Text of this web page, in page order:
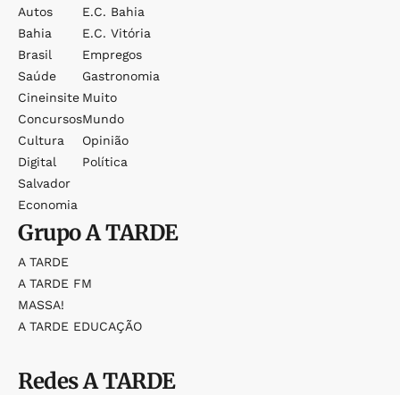
Autos
Bahia
Brasil
Saúde
Cineinsite
Concursos
Cultura
Digital
Salvador
Economia
E.c. Bahia
E.c. Vitória
Empregos
Gastronomia
Muito
Mundo
Opinião
Política
GrupoA TARDE
A TARDE
A TARDE FM
MASSA!
A TARDE EDUCAÇÃO
RedesA TARDE